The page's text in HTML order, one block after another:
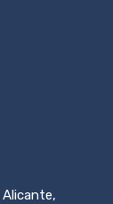
Alicante,